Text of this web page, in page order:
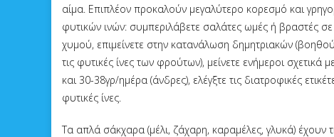
αίμα. Επιπλέον προκαλούν μεγαλύτερο κορεσμό και
φυτικών ινών: συμπεριλάβετε σαλάτες ωμές ή βραστές
χυμού, επιμείνετε στην κατανάλωση δημητριακών
τις φυτικές ίνες των φρούτων), μείνετε ενήμεροι
και 30-38γρ/ημέρα (άνδρες), ελέγξτε τις διατροφικές
φυτικές ίνες.
Τα απλά σάκχαρα (μέλι, ζάχαρη, καραμέλες, γλυκά)